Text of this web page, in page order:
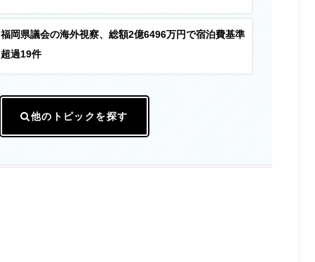
福岡県議会の海外視察、総額2億6496万円で宿泊費基準
超過19件
他のトピックを探す